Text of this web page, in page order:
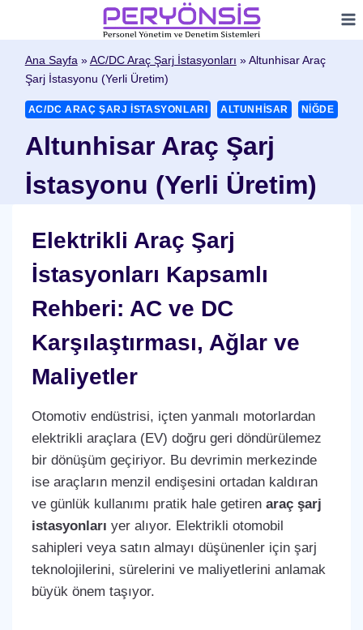
contentAna Sayfa»AC/DC Araç Şarj İstasyonları »Altunhisar Araç
Şarj İstasyonu (Yerli Üretim)
AC/DC ARAÇ ŞARJ İSTASYONLARI ALTUNHISAR NIĞDE
Altunhisar Araç Şarj
İstasyonu (Yerli Üretim)
Elektrikli Araç Şarj
İstasyonları Kapsamlı
Rehberi: AC ve DC
Karşılaştırması, Ağlar ve
Maliyetler
Otomotiv endüstrisi, içten yanmalı motorlardan
elektrikli araçlara (EV) doğru geri döndürülemez
bir dönüşüm geçiriyor. Bu devrimin merkezinde
ise araçların menzil endişesini ortadan kaldıran
ve günlük kullanımı pratik hale getiren araç şarj
istasyonları yer alıyor. Elektrikli otomobil
sahipleri veya satın almayı düşünenler için şarj
teknolojilerini, sürelerini ve maliyetlerini anlamak
büyük önem taşıyor.